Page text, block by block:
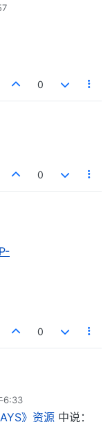
0
0
0
6:33
》资源 中说：